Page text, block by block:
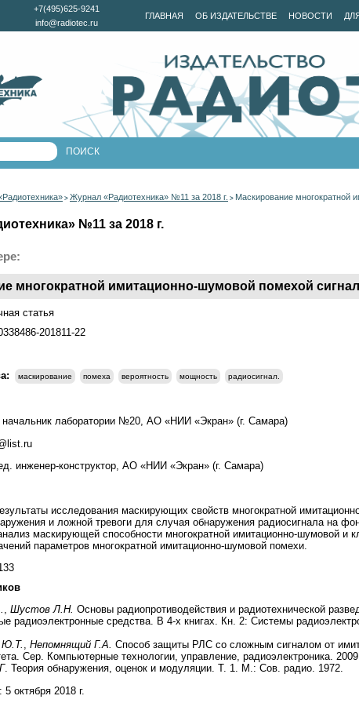
ГЛАВНАЯ ОБ ИЗДАТЕЛЬСТВЕ НОВОСТИ
+7(495)625-9241
info@radiotec.ru
> Журнал «Радиотехника» №11 за 2018 г. > Маскирование многократной
№11 за 2018 г.
многократной имитационно-шумовой помехой
статья
201811-22
маскирование помеха вероятность мощность радиосигнал.
начальник лаборатории №20, АО «НИИ «Экран» (г. Самара)
инженер-конструктор, АО «НИИ «Экран» (г. Самара)
исследования маскирующих свойств многократной
и ложной тревоги для случая обнаружения радиосигнала на
маскирующей способности многократной имитационно-шумовой
параметров многократной имитационно-шумовой помехи.
, Шустов Л.Н. Основы радиопротиводействия и радиотехнической
радиоэлектронные средства. В 4-х книгах. Кн. 2: Системы
Ю.Т., Непомнящий Г.А. Способ защиты РЛС со сложным сигналом от
Сер. Компьютерные технологии, управление, радиоэлектроника.
. Теория обнаружения, оценок и модуляции. Т. 1. М.: Сов. радио. 1972.
5 октября 2018 г.